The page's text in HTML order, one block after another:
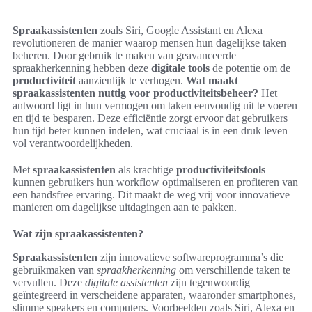
Spraakassistenten zoals Siri, Google Assistant en Alexa
revolutioneren de manier waarop mensen hun dagelijkse taken
beheren. Door gebruik te maken van geavanceerde
spraakherkenning hebben deze digitale tools de potentie om de
productiviteit aanzienlijk te verhogen. Wat maakt
spraakassistenten nuttig voor productiviteitsbeheer? Het
antwoord ligt in hun vermogen om taken eenvoudig uit te voeren
en tijd te besparen. Deze efficiëntie zorgt ervoor dat gebruikers
hun tijd beter kunnen indelen, wat cruciaal is in een druk leven
vol verantwoordelijkheden.
Met spraakassistenten als krachtige productiviteitstools
kunnen gebruikers hun workflow optimaliseren en profiteren van
een handsfree ervaring. Dit maakt de weg vrij voor innovatieve
manieren om dagelijkse uitdagingen aan te pakken.
Wat zijn spraakassistenten?
Spraakassistenten zijn innovatieve softwareprogramma’s die
gebruikmaken van spraakherkenning om verschillende taken te
vervullen. Deze digitale assistenten zijn tegenwoordig
geïntegreerd in verscheidene apparaten, waaronder smartphones,
slimme speakers en computers. Voorbeelden zoals Siri, Alexa en